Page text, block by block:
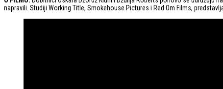
napravili. Studiji Working Title, Smokehouse Pictures i Red Om Films,